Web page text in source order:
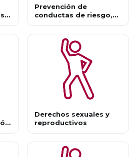
Prevención de
conductas de riesgo,
Derechos sexuales y
reproductivos